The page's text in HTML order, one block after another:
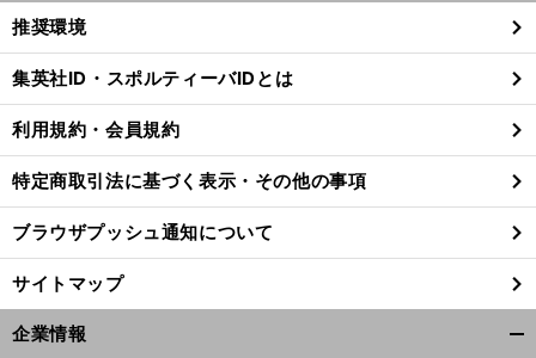
閉
る
推奨環境
集英社ID・スポルティーバIDとは
利用規約・会員規約
特定商取引法に基づく表示・その他の事項
ブラウザプッシュ通知について
サイトマップ
企業情報